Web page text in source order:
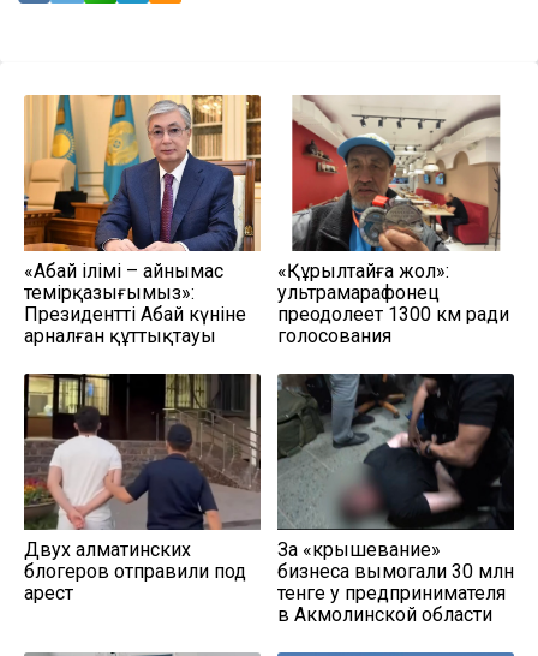
«Абай ілімі – айнымас
темірқазығымыз»:
Президенттің Абай күніне
арналған құттықтауы
«Құрылтайға жол»:
ультрамарафонец
преодолеет 1300 км ради
голосования
Двух алматинских
блогеров отправили под
арест
За «крышевание»
бизнеса вымогали 30 млн
тенге у предпринимателя
в Акмолинской области